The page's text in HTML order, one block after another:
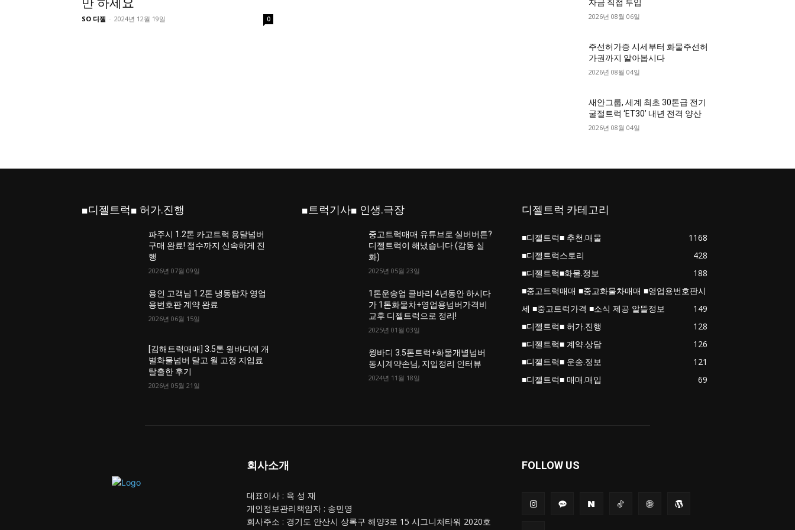
만 하세요
SO 디젤 - 2024년 12월 19일 0
자금 직접 투입
2026년 08월 06일
주선허가증 시세부터 화물주선허
가권까지 알아봅시다
2026년 08월 04일
새안그룹, 세계 최초 30톤급 전기
굴절트럭 ‘ET30’ 내년 전격 양산
2026년 08월 04일
■디젤트럭■ 허가.진행
파주시 1.2톤 카고트럭 용달넘버
구매 완료! 접수까지 신속하게 진
행
2026년 07월 09일
용인 고객님 1.2톤 냉동탑차 영업
용번호판 계약 완료
2026년 06월 15일
[김해트럭매매] 3.5톤 윙바디에 개
별화물넘버 달고 월 고정 지입료
탈출한 후기
2026년 05월 21일
■트럭기사■ 인생.극장
중고트럭매매 유튜브로 실버버튼?
디젤트럭이 해냈습니다 (감동 실
화)
2025년 05월 23일
1톤운송업 콜바리 4년동안 하시다
가 1톤화물차+영업용넘버가격비
교후 디젤트럭으로 정리!
2025년 01월 03일
윙바디 3.5톤트럭+화물개별넘버
동시계약손님, 지입정리 인터뷰
2024년 11월 18일
디젤트럭 카테고리
■디젤트럭■ 추천.매물
1168
■디젤트럭스토리
428
■디젤트럭■화물.정보
188
■중고트럭매매 ■중고화물차매매 ■영업용번호판시
세 ■중고트럭가격 ■소식 제공 알뜰정보
149
■디젤트럭■ 허가.진행
128
■디젤트럭■ 계약.상담
126
■디젤트럭■ 운송.정보
121
■디젤트럭■ 매매.매입
69
회사소개
대표이사 : 육 성 재
개인정보관리책임자 : 송민영
회사주소 : 경기도 안산시 상록구 해양3로 15 시그니처타워 2020호
FOLLOW US